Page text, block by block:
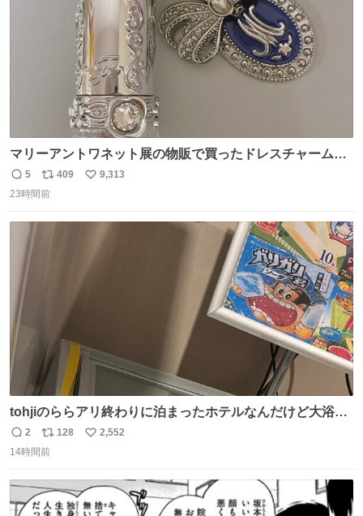
マリーアントワネット展の物販で買ったドレスチャームを
流行りのめじるしアクセサリーにして、リップにつけた
り、同じく物販で購入したシュシュにつけたりしています
返
信
5
リ
ポ
409
い
9,313
23時間前
tohjiのららアリ終わりに泊まったホテルなんだけど大浴場
にアイス置いてあって バニラがこれだった 粋な計らいあり
がとう
返
信
2
リ
ポ
ト
数
128
い
数
2,552
14時間前